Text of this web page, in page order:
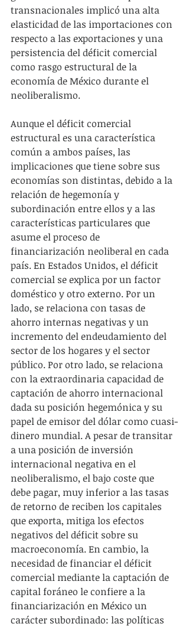
transnacionales implicó una alta
elasticidad de las importaciones con
respecto a las exportaciones y una
persistencia del déficit comercial
como rasgo estructural de la
economía de México durante el
neoliberalismo.
Aunque el déficit comercial
estructural es una característica
común a ambos países, las
implicaciones que tiene sobre sus
economías son distintas, debido a la
relación de hegemonía y
subordinación entre ellos y a las
características particulares que
asume el proceso de
financiarización neoliberal en cada
país. En Estados Unidos, el déficit
comercial se explica por un factor
doméstico y otro externo. Por un
lado, se relaciona con tasas de
ahorro internas negativas y un
incremento del endeudamiento del
sector de los hogares y el sector
público. Por otro lado, se relaciona
con la extraordinaria capacidad de
captación de ahorro internacional
dada su posición hegemónica y su
papel de emisor del dólar como cuasi-
dinero mundial. A pesar de transitar
a una posición de inversión
internacional negativa en el
neoliberalismo, el bajo coste que
debe pagar, muy inferior a las tasas
de retorno de reciben los capitales
que exporta, mitiga los efectos
negativos del déficit sobre su
macroeconomía. En cambio, la
necesidad de financiar el déficit
comercial mediante la captación de
capital foráneo le confiere a la
financiarización en México un
carácter subordinado: las políticas